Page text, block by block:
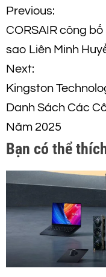
Đ
i
ề
u
h
ư
ớ
n
g
Previous:
CORSAIR công
sao Liên Minh
Next:
Kingston
Danh Sách Các
Năm 2025
Bạn có thể